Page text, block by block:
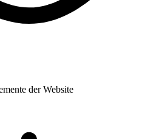
der Website